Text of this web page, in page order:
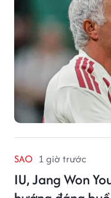
SAO 1 giờ trước
IU, Jang Won